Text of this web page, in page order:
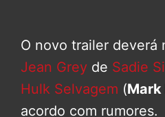
O novo trailer deverá
Jean Grey de Sadie
Hulk Selvagem (Mark
acordo com rumores.